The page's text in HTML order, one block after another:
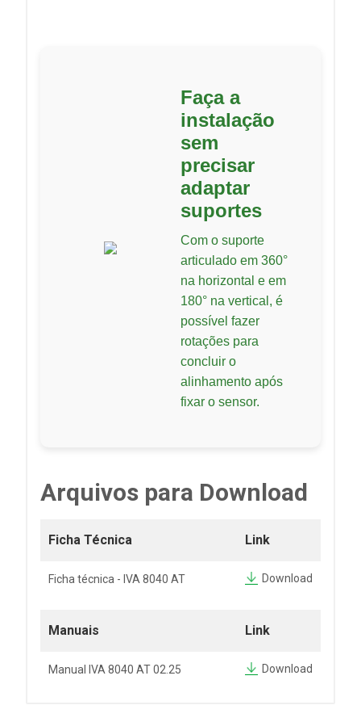
Faça a
instalação
sem
precisar
adaptar
suportes
Com o suporte
articulado em 360°
na horizontal e em
180° na vertical, é
possível fazer
rotações para
concluir o
alinhamento após
fixar o sensor.
Arquivos para Download
Ficha Técnica Link
Ficha técnica - IVA 8040 AT Download
Manuais Link
Manual IVA 8040 AT 02.25 Download